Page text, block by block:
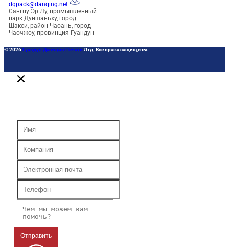
dqpack@danqing.net
Сангпу Эр Лу, промышленный
парк Дуншаньху, город
Шакси, район Чаоань, город
Чаочжоу, провинция Гуандун
© 2026Гуандун Даньцин ПечатьЛтд. Все права защищены.
Отправить